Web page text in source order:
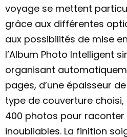
voyage se mettent
grâce aux différentes
aux possibilités de mise
l’Album Photo Intelligent
organisant
pages, d’une épaisseur
type de couverture choisi,
400 photos pour raconter
inoubliables. La finition